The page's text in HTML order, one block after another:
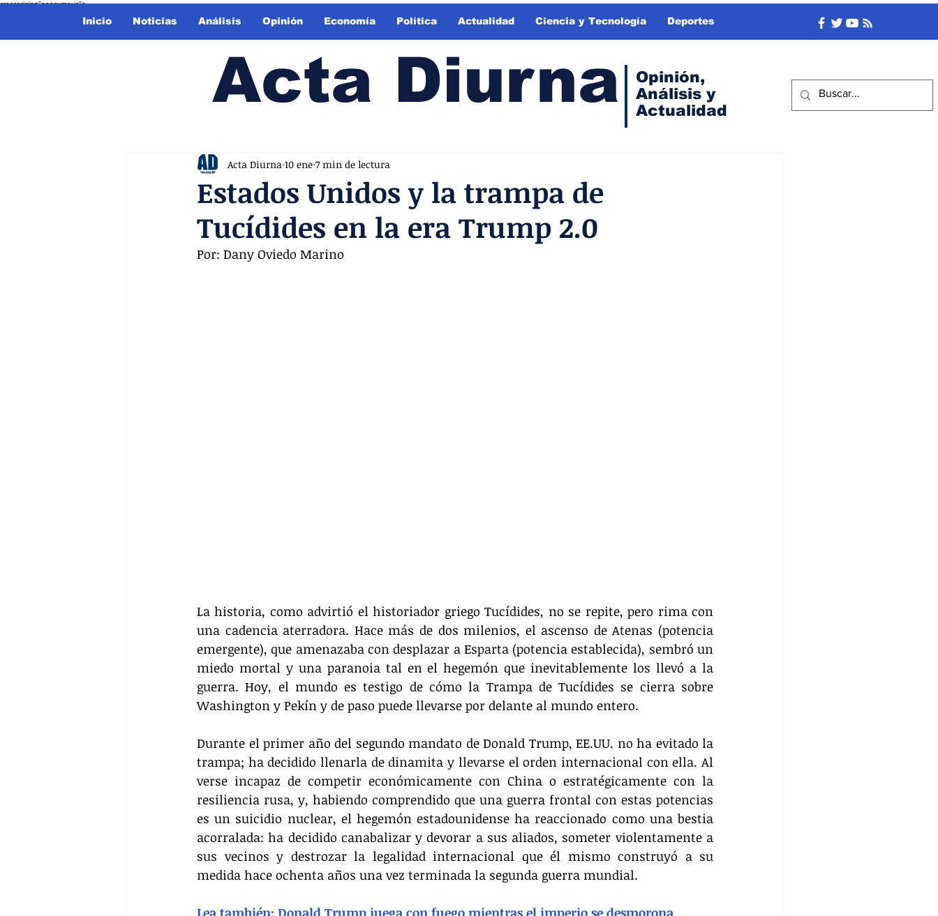
crossorigin="anonymous">
Inicio Noticias Análisis Opinión Economía Política Actualidad Ciencia y Tecnología Deportes
Acta Diurna
Opinión,
Análisis y
Actualidad
Estados Unidos y la trampa de
Tucídides en la era Trump 2.0
Acta Diurna 10 ene 7 min de lectura
Por: Dany Oviedo Marino
La historia, como advirtió el historiador griego Tucídides, no se repite, pero rima con
una cadencia aterradora. Hace más de dos milenios, el ascenso de Atenas (potencia
emergente), que amenazaba con desplazar a Esparta (potencia establecida), sembró un
miedo mortal y una paranoia tal en el hegemón que inevitablemente los llevó a la
guerra. Hoy, el mundo es testigo de cómo la Trampa de Tucídides se cierra sobre
Washington y Pekín y de paso puede llevarse por delante al mundo entero.
Durante el primer año del segundo mandato de Donald Trump, EE.UU. no ha evitado la
trampa; ha decidido llenarla de dinamita y llevarse el orden internacional con ella. Al
verse incapaz de competir económicamente con China o estratégicamente con la
resiliencia rusa, y, habiendo comprendido que una guerra frontal con estas potencias
es un suicidio nuclear, el hegemón estadounidense ha reaccionado como una bestia
acorralada: ha decidido canabalizar y devorar a sus aliados, someter violentamente a
sus vecinos y destrozar la legalidad internacional que él mismo construyó a su
medida hace ochenta años una vez terminada la segunda guerra mundial.
Lea también: Donald Trump juega con fuego mientras el imperio se desmorona